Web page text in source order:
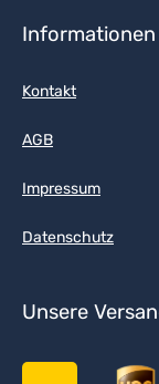
Informationen
Kontakt
AGB
Impressum
Datenschutz
Unsere